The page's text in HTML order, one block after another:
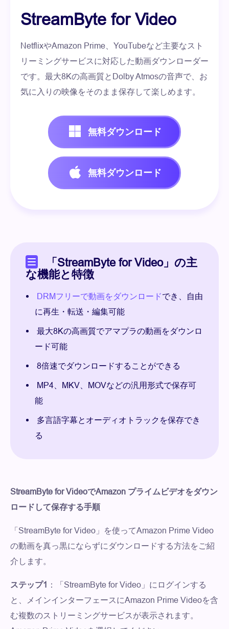
StreamByte for Video
NetflixやAmazon Prime、YouTubeなど主要なスト
リーミングサービスに対応した動画ダウンローダー
です。最大8Kの高画質とDolby Atmosの音声で、お
気に入りの映像をそのまま保存して楽しめます。
無料ダウンロード
無料ダウンロード
「StreamByte for Video」の主
な機能と特徴
DRMフリーで動画をダウンロードでき、自由
に再生・転送・編集可能
最大8Kの高画質でアマプラの動画をダウンロ
ード可能
8倍速でダウンロードすることができる
MP4、MKV、MOVなどの汎用形式で保存可
能
多言語字幕とオーディオトラックを保存でき
る
StreamByte for VideoでAmazon プライムビデオをダウン
ロードして保存する手順
「StreamByte for Video」を使ってAmazon Prime Video
の動画を真っ黒にならずにダウンロードする方法をご紹
介します。
ステップ1 ：「StreamByte for Video」にログインする
と、メインインターフェースにAmazon Prime Videoを含
む複数のストリーミングサービスが表示されます。